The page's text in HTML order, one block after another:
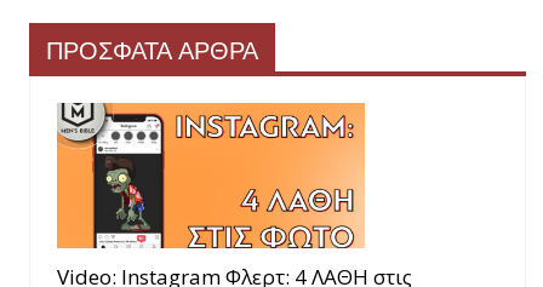
ΠΡΟΣΦΑΤΑ ΑΡΘΡΑ
Video: Instagram Φλερτ: 4 ΛΑΘΗ στις